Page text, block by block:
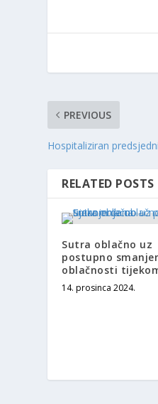
PREVIOUS
Hospitaliziran
RELATED POSTS
Sutra oblačno uz
postupno
oblačnosti
14. prosinca 2024.